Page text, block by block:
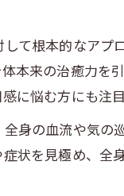
鍼灸施術で呼
流派ごとの
鍼灸で咳の症状緩
咳に悩む方が
鍼灸による
て根本的なア
本来の治癒力
に悩む方にも注目
身の血流や気
状を見極め、